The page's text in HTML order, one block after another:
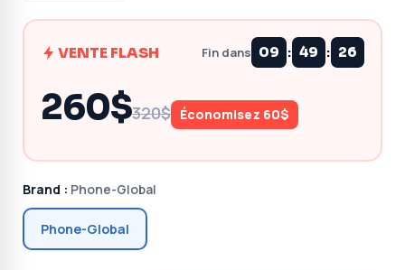
VENTE FLASH Fin dans 09 : 49 : 25
260$320$ Économisez 60$
Brand : Phone-Global
Phone-Global